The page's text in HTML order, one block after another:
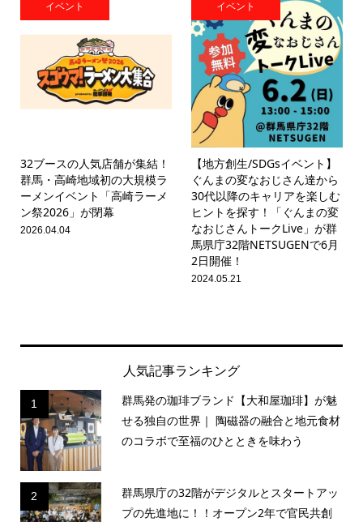
イベント
32ブースの人気店舗が集結！
群馬・高崎地域初の大規模ラ
ーメンイベント「高崎ラーメ
ン祭2026」が閉幕
2026.04.04
イベント
【地方創生/SDGsイベント】
ぐんまの変なおじさん達から
30代以降のキャリアを楽しむ
ヒントを探す！「ぐんまの変
なおじさんトークLive」が群
馬県庁32階NETSUGENで6月
2日開催！
2024.05.21
人気記事ランキング
1
群馬発の珈琲ブランド【大和屋珈琲】が魅
せる独自の世界｜ 陶磁器の融合と地元食材
のコラボで至福のひとときを味わう
2
群馬県庁の32階がデジタルとスタートアッ
プの先進地に！！オープン2年で官民共創